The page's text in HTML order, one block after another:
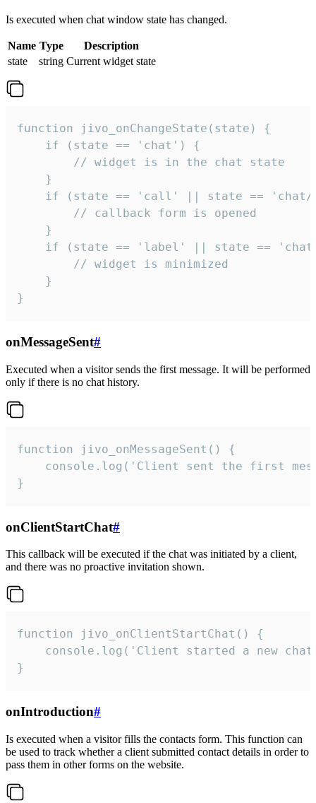
Is executed when chat window state has changed.
Name Type
Description
state
string Current widget state
function jivo_onChangeState(state) {
    if (state == 'chat') {
        // widget is in the chat state
    }
if (state == 'call' || state ==
        // callback form is opened
    }
if (state == 'label' || state ==
        // widget is minimized
    }
}
onMessageSent#
Executed when a visitor sends the first message. It will be performed
only if there is no chat history.
function jivo_onMessageSent() {
console.log('Client sent the first
}
onClientStartChat#
This callback will be executed if the chat was initiated by a client,
and there was no proactive invitation shown.
function jivo_onClientStartChat() {
console.log('Client started a new
}
onIntroduction#
Is executed when a visitor fills the contacts form. This function can
be used to track whether a client submitted contact details in order to
pass them in other forms on the website.